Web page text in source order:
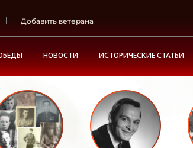
Добавить ветерана
НОВОСТИ ИСТОРИЧЕСКИЕ СТАТЬИ